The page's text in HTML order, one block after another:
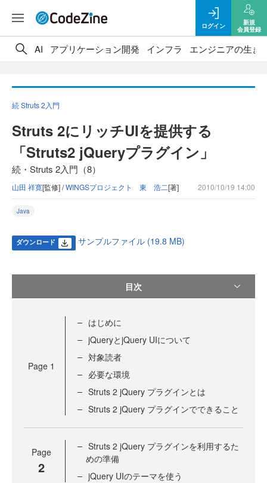
ログイン
新規
会員登録
AI アプリケーション開発 インフラ エンジニアの生き
続 Struts 2入門
Struts 2にリッチUIを提供する
「Struts2 jQueryプラグイン」
続・Struts 2入門（8）
山田 祥寛[監修] /WINGSプロジェクト 東 浩二[著] 2010/10/19 14:00
Java
ダウンロード サンプルファイル (19.8 MB)
目次
Page 1
はじめに
jQueryとjQuery UIについて
対象読者
必要な環境
Struts 2 jQuery プラグインとは
Struts 2 jQuery プラグインでできること
Page
2
Struts 2 jQuery プラグインを利用するた
めの準備
jQuery UIのテーマを使う